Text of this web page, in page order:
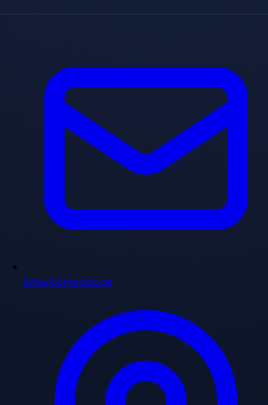
info@homeland.ae